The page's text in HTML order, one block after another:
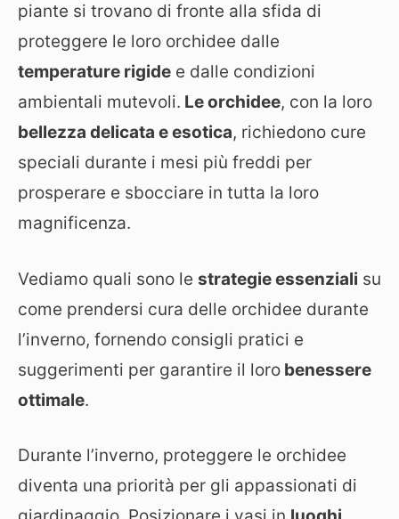
piante si trovano di fronte alla sfida di
proteggere le loro orchidee dalle
temperature rigide e dalle condizioni
ambientali mutevoli. Le orchidee, con la loro
bellezza delicata e esotica, richiedono cure
speciali durante i mesi più freddi per
prosperare e sbocciare in tutta la loro
magnificenza.
Vediamo quali sono le strategie essenziali su
come prendersi cura delle orchidee durante
l’inverno, fornendo consigli pratici e
suggerimenti per garantire il loro benessere
ottimale.
Durante l’inverno, proteggere le orchidee
diventa una priorità per gli appassionati di